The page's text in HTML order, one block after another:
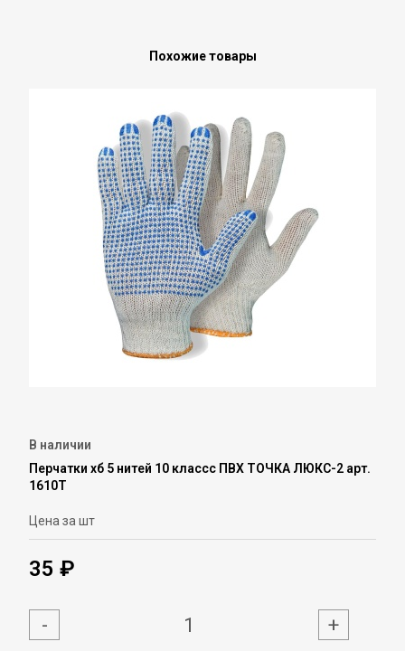
Похожие товары
В наличии
Перчатки хб 5 нитей 10 классс ПВХ ТОЧКА ЛЮКС-2 арт.
1610Т
Цена за шт
35 ₽
- +